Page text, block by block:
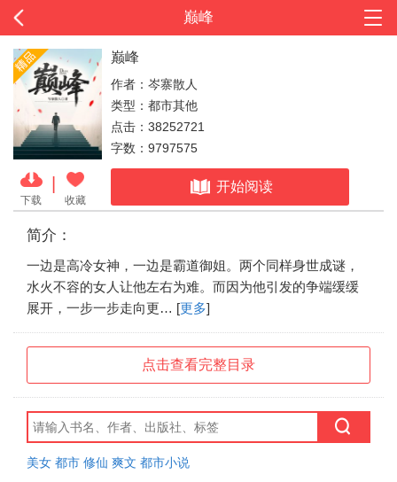
巅峰
下载 收藏
巅峰
作者：岑寨散人
类型：都市其他
点击：38252721
字数：9797575
开始阅读
简介：
一边是高冷女神，一边是霸道御姐。两个同样身世成谜，
水火不容的女人让他左右为难。而因为他引发的争端缓缓
展开，一步一步走向更… [更多]
点击查看完整目录
美女 都市 修仙 爽文 都市小说